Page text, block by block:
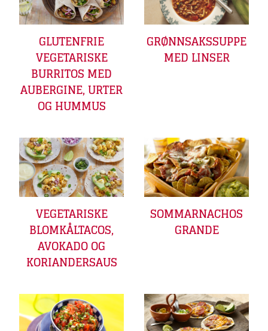
GLUTENFRIE
VEGETARISKE
BURRITOS MED
AUBERGINE, URTER
OG HUMMUS
GRØNNSAKSSUPPE
MED LINSER
VEGETARISKE
BLOMKÅLTACOS,
AVOKADO OG
KORIANDERSAUS
SOMMARNACHOS
GRANDE